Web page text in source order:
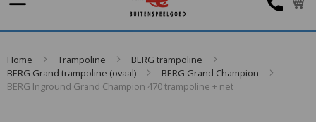
Home Trampoline
BERG trampoline
BERG Grand trampoline (ovaal)
BERG Grand Champion
BERG Inground Grand Champion 470 trampoline + net